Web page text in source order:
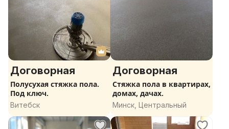
Договорная
Полусухая стяжка пола.
Под ключ.
Витебск
Договорная
Стяжка пола в квартирах,
домах, дачах.
Минск, Центральный